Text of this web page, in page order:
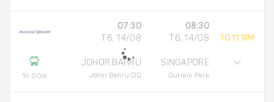
1h 00m
07:30
T6, 14/08
JOHOR BAHRU
Johor Bahru CIQ
08:30
T6, 14/08
SINGAPORE
Outram Park
10.11 RM